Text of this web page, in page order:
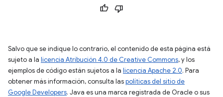
Salvo que se indique lo contrario, el contenido de esta página está
sujeto a la licencia Atribución 4.0 de Creative Commons, y los
ejemplos de código están sujetos a la licencia Apache 2.0. Para
obtener más información, consulta laspolíticas del sitio de
Google Developers. Java es una marca registrada de Oracle o sus